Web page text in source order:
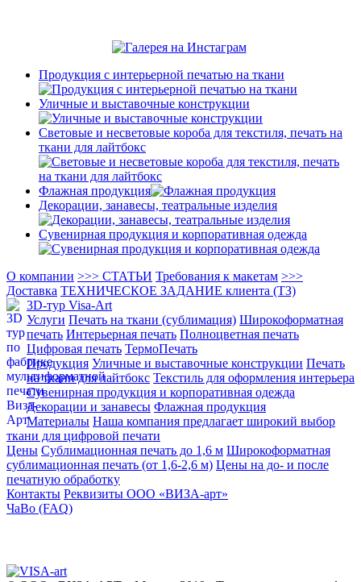
Продукция с интерьерной печатью на ткани
Уличные и выставочные конструкции
Световые и несветовые короба для текстиля, печать на
ткани для лайтбокс
Флажная продукция
Декорации, занавесы, театральные изделия
Сувенирная продукция и корпоративная одежда
О компании >>> СТАТЬИ Требования к макетам >>>
Доставка ТЕХНИЧЕСКОЕ ЗАДАНИЕ клиента (ТЗ)
3D-тур Visa-Art
Услуги Печать на ткани (сублимация) Широкоформатная
печать Интерьерная печать Полноцветная печать
Цифровая печать ТермоПечать
Продукция Уличные и выставочные конструкции Печать
на ткани для лайтбокс Текстиль для оформления интерьера
Сувенирная продукция и корпоративная одежда
Декорации и занавесы Флажная продукция
Материалы Наша компания предлагает широкий выбор
ткани для цифровой печати
Цены Сублимационная печать до 1,6 м Широкоформатная
сублимационная печать (от 1,6-2,6 м) Цены на до- и после
печатную обработку
Контакты Реквизиты ООО «ВИЗА-арт»
ЧаВо (FAQ)